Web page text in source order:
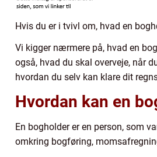
Hvis du er i tvivl om, hvad en
Vi kigger nærmere på, hvad en
også, hvad du skal overveje, når
hvordan du selv kan klare dit
Hvordan kan en
En bogholder er en person, som
omkring bogføring,